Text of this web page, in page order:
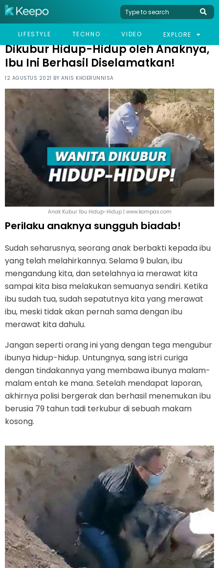
LIFESTYLE TECHNO VIDEO EXPLORE
HOME VIRAL
DIKUBUR HIDUP-HIDUP OLEH ANAKNYA, IBU INI BERHASIL
Dikubur Hidup-Hidup oleh Anaknya,
Ibu Ini Berhasil Diselamatkan!
12 AGUSTUS 2021 BY ANIS KHOERUNNISA
Anak Kubur Ibu Hidup-Hidup | www.kompas.com
Perilaku anaknya sungguh biadab!
Sudah seharusnya, seorang anak berbakti kepada ibu
yang telah melahirkannya. Selama 9 bulan, ibu
mengandung kita, dan setelahnya ia merawat kita
sampai kita bisa melakukan semuanya sendiri. Ketika
ibu sudah tua, sudah sepatutnya kita yang merawat
ibu, meski tidak akan pernah sama dengan ibu
merawat kita dahulu.
Jangan seperti orang ini yang dengan tega mengubur
ibunya hidup-hidup. Untungnya, sang istri curiga
dengan tindakannya yang membawa ibunya malam-
malam entah ke mana. Setelah mendapat laporan,
akhirnya polisi bergerak dan berhasil menemukan ibu
berusia 79 tahun tadi terkubur di sebuah makam
kosong.